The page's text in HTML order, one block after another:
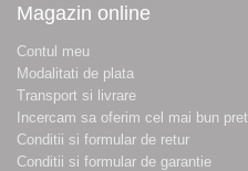
Magazin online
Contul meu
Modalitati de plata
Transport si livrare
Incercam sa oferim cel mai bun pret
Conditii si formular de retur
Conditii si formular de garantie